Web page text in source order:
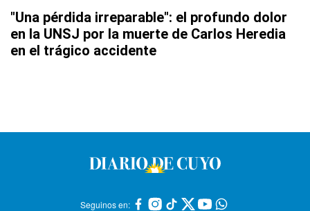
"Una pérdida irreparable": el profundo dolor
en la UNSJ por la muerte de Carlos Heredia
en el trágico accidente
Seguinos en: